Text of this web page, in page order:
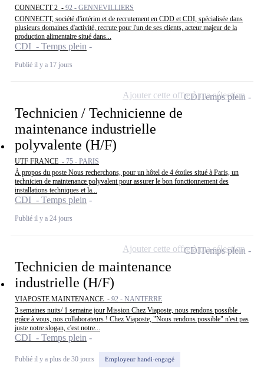
CONNECTT 2 - 92 - GENNEVILLIERS
CONNECTT, société d'intérim et de recrutement en CDD et CDI, spécialisée dans
plusieurs domaines d'activité, recrute pour l'un de ses clients, acteur majeur de la
production alimentaire situé dans...
CDI - Temps plein
Publié il y a 17 jours
Technicien / Technicienne de
maintenance industrielle
polyvalente (H/F)
UTF FRANCE - 75 - PARIS
À propos du poste Nous recherchons, pour un hôtel de 4 étoiles situé à Paris, un
technicien de maintenance polyvalent pour assurer le bon fonctionnement des
installations techniques et la...
CDI - Temps plein
Publié il y a 24 jours
CDITemps plein
Ajouter cette offre à ma sélection
Technicien de maintenance
industrielle (H/F)
VIAPOSTE MAINTENANCE - 92 - NANTERRE
3 semaines nuits/ 1 semaine jour Mission Chez Viaposte, nous rendons possible .
grâce à vous, nos collaborateurs ! Chez Viaposte, "Nous rendons possible" n'est pas
juste notre slogan, c'est notre...
CDI - Temps plein
Publié il y a plus de 30 jours Employeur handi-engagé
CDITemps plein
Ajouter cette offre à ma sélection